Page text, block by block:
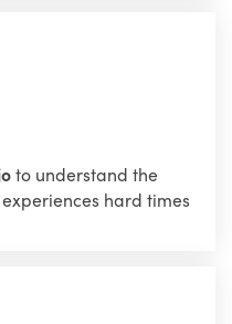
to understand the
hard times